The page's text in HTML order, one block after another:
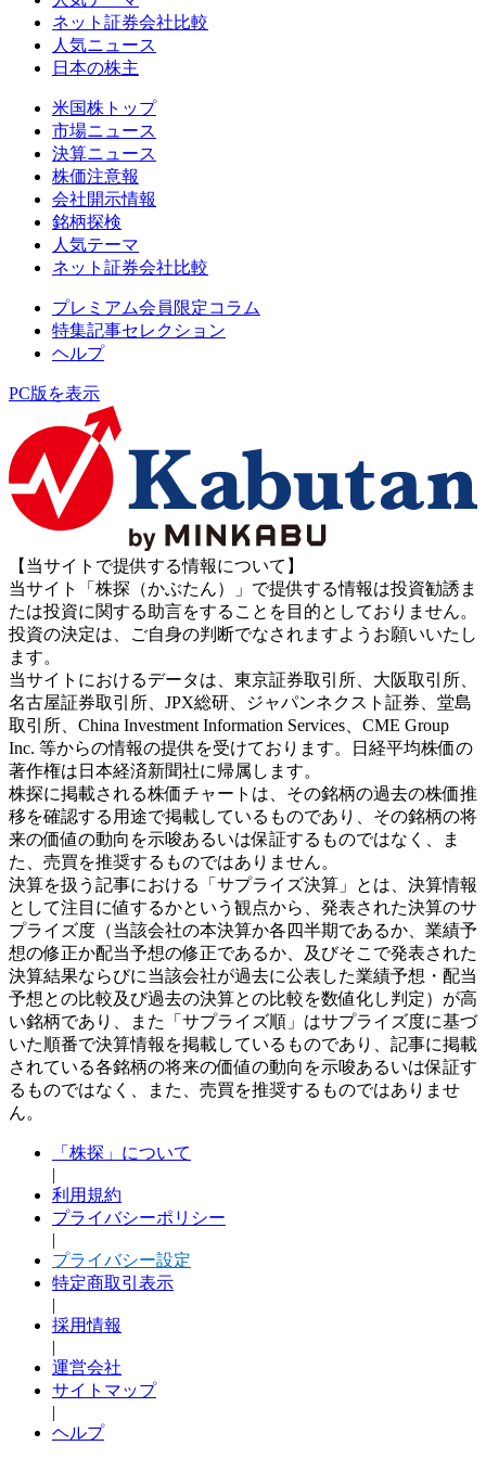
ネット証券会社比較
人気ニュース
日本の株主
米国株トップ
市場ニュース
決算ニュース
株価注意報
会社開示情報
銘柄探検
人気テーマ
ネット証券会社比較
プレミアム会員限定コラム
特集記事セレクション
ヘルプ
PC版を表示
【当サイトで提供する情報について】
当サイト「株探（かぶたん）」で提供する情報は投資勧誘ま
たは投資に関する助言をすることを目的としておりません。
投資の決定は、ご自身の判断でなされますようお願いいたし
ます。
当サイトにおけるデータは、東京証券取引所、大阪取引所、
名古屋証券取引所、JPX総研、ジャパンネクスト証券、堂島
取引所、China Investment Information Services、CME Group
Inc. 等からの情報の提供を受けております。日経平均株価の
著作権は日本経済新聞社に帰属します。
株探に掲載される株価チャートは、その銘柄の過去の株価推
移を確認する用途で掲載しているものであり、その銘柄の将
来の価値の動向を示唆あるいは保証するものではなく、ま
た、売買を推奨するものではありません。
決算を扱う記事における「サプライズ決算」とは、決算情報
として注目に値するかという観点から、発表された決算のサ
プライズ度（当該会社の本決算か各四半期であるか、業績予
想の修正か配当予想の修正であるか、及びそこで発表された
決算結果ならびに当該会社が過去に公表した業績予想・配当
予想との比較及び過去の決算との比較を数値化し判定）が高
い銘柄であり、また「サプライズ順」はサプライズ度に基づ
いた順番で決算情報を掲載しているものであり、記事に掲載
されている各銘柄の将来の価値の動向を示唆あるいは保証す
るものではなく、また、売買を推奨するものではありませ
ん。
「株探」について
|
利用規約
プライバシーポリシー
|
プライバシー設定
特定商取引表示
|
採用情報
|
運営会社
サイトマップ
|
ヘルプ